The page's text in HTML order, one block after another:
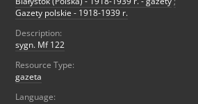
Gazety polskie - 1918-1939 r.
Description:
sygn. Mf 122
Resource Type:
gazeta
Language: